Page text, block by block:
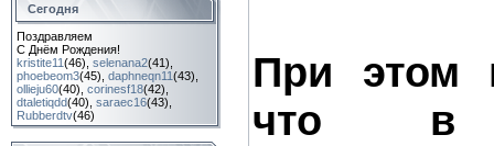
Сегодня
Поздравляем
С Днём Рождения!
kristite11(46) selenana2(41)
phoebeom3(45) daphneqn11(43)
ollieju60(40) corinesf18(42)
dtaletiqdd(40) saraec16(43)
Rubberdtv(46)
При этом
что в